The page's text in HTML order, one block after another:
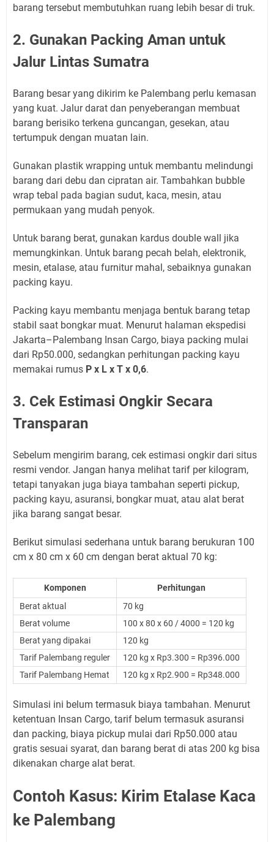
barang tersebut membutuhkan ruang lebih besar di truk.
2. Gunakan Packing Aman untuk
Jalur Lintas Sumatra
Barang besar yang dikirim ke Palembang perlu kemasan
yang kuat. Jalur darat dan penyeberangan membuat
barang berisiko terkena guncangan, gesekan, atau
tertumpuk dengan muatan lain.
Gunakan plastik wrapping untuk membantu melindungi
barang dari debu dan cipratan air. Tambahkan bubble
wrap tebal pada bagian sudut, kaca, mesin, atau
permukaan yang mudah penyok.
Untuk barang berat, gunakan kardus double wall jika
memungkinkan. Untuk barang pecah belah, elektronik,
mesin, etalase, atau furnitur mahal, sebaiknya gunakan
packing kayu.
Packing kayu membantu menjaga bentuk barang tetap
stabil saat bongkar muat. Menurut halaman ekspedisi
Jakarta–Palembang Insan Cargo, biaya packing mulai
dari Rp50.000, sedangkan perhitungan packing kayu
memakai rumus P x L x T x 0,6.
3. Cek Estimasi Ongkir Secara
Transparan
Sebelum mengirim barang, cek estimasi ongkir dari situs
resmi vendor. Jangan hanya melihat tarif per kilogram,
tetapi tanyakan juga biaya tambahan seperti pickup,
packing kayu, asuransi, bongkar muat, atau alat berat
jika barang sangat besar.
Berikut simulasi sederhana untuk barang berukuran 100
cm x 80 cm x 60 cm dengan berat aktual 70 kg:
Komponen
Perhitungan
Berat aktual
70 kg
Berat volume
100 x 80 x 60 / 4000 = 120 kg
Berat yang dipakai
120 kg
Tarif Palembang reguler
120 kg x Rp3.300 = Rp396.000
Tarif Palembang Hemat
120 kg x Rp2.900 = Rp348.000
Simulasi ini belum termasuk biaya tambahan. Menurut
ketentuan Insan Cargo, tarif belum termasuk asuransi
dan packing, biaya pickup mulai dari Rp50.000 atau
gratis sesuai syarat, dan barang berat di atas 200 kg bisa
dikenakan charge alat berat.
Contoh Kasus: Kirim Etalase Kaca
ke Palembang